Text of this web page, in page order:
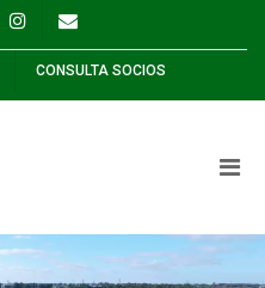
CONSULTA SOCIOS